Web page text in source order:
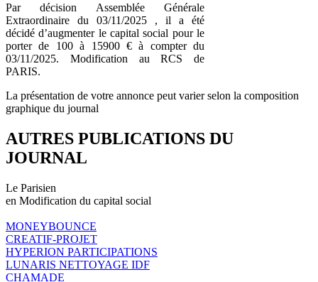
Par décision Assemblée Générale
Extraordinaire du 03/11/2025 , il a été
décidé d’augmenter le capital social pour le
porter de 100 à 15900 € à compter du
03/11/2025. Modification au RCS de
PARIS.
La présentation de votre annonce peut varier selon la composition
graphique du journal
AUTRES PUBLICATIONS DU
JOURNAL
Le Parisien
en Modification du capital social
MONEYBOUNCE
CREATIF-PROJET
HYPERION PARTICIPATIONS
LUNARIS NETTOYAGE IDF
CHAMADE